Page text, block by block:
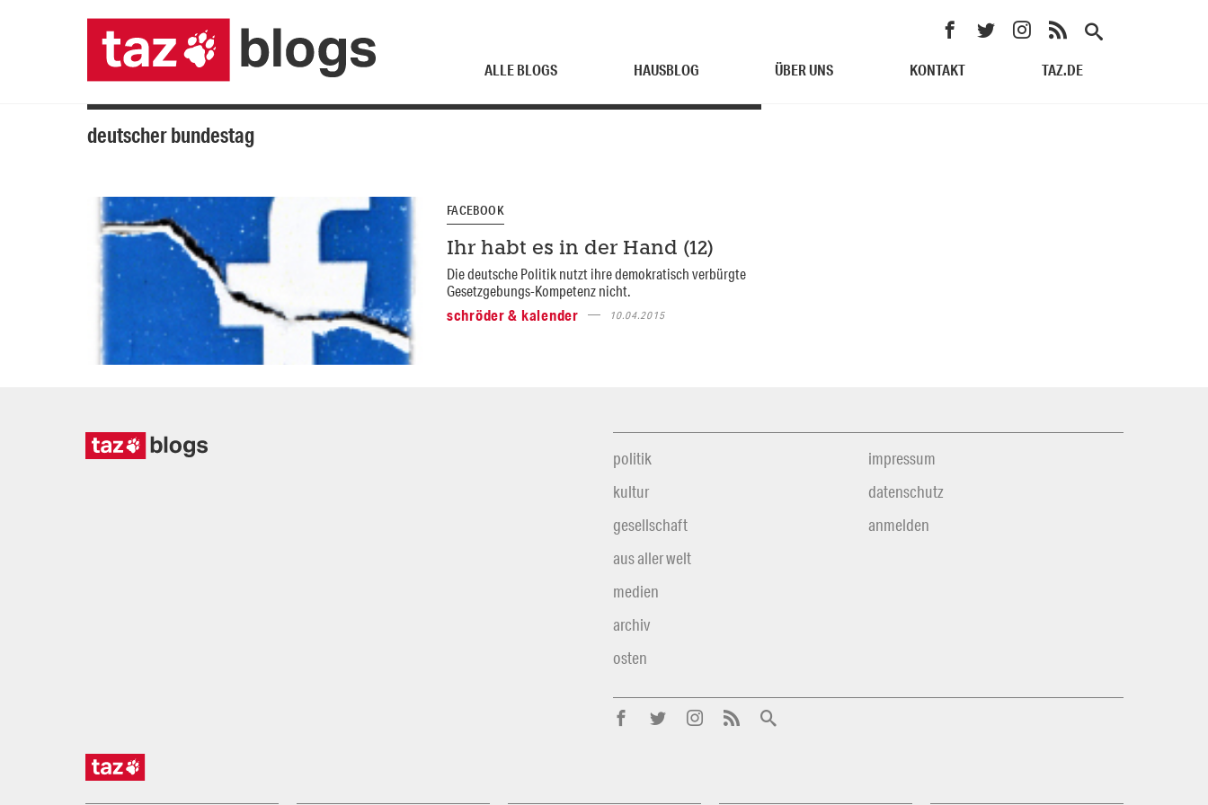
ALLE BLOGS HAUSBLOG ÜBER UNS KONTAKT TAZ.DE
deutscher bundestag
FACEBOOK
Ihr habt es in der Hand (12)
Die deutsche Politik nutzt ihre demokratisch verbürgte
Gesetzgebungs-Kompetenz nicht.
schröder & kalender
10.04.2015
politik
kultur
gesellschaft
aus aller welt
medien
archiv
osten
impressum
datenschutz
anmelden